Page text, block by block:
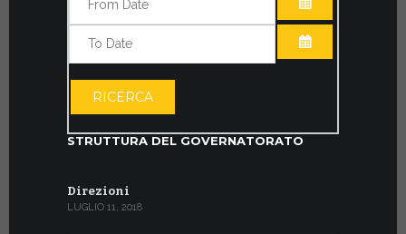
APRI IL
RICERCA
STRUTTURA DEL GOVERNATORATO
Direzioni
LUGLIO 11, 2018